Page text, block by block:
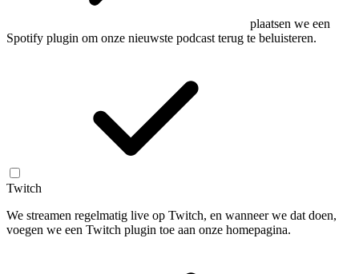
plaatsen we een
Spotify plugin om onze nieuwste podcast terug te beluisteren.
Twitch
We streamen regelmatig live op Twitch, en wanneer we dat doen,
voegen we een Twitch plugin toe aan onze homepagina.